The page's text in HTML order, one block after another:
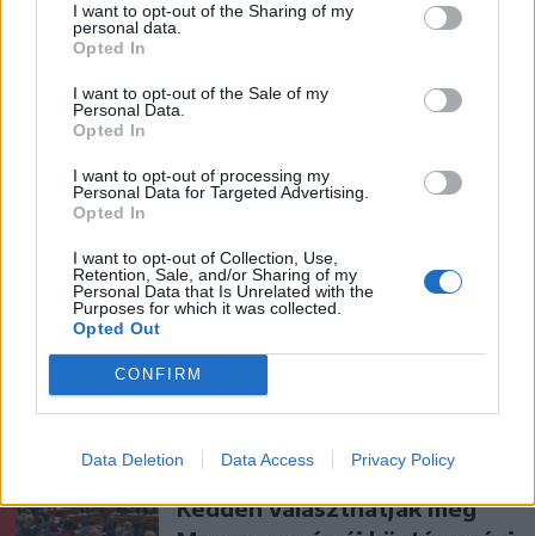
I want to opt-out of the Sharing of my
personal data.
Opted In
I want to opt-out of the Sale of my
Personal Data.
Opted In
I want to opt-out of processing my
Personal Data for Targeted Advertising.
Opted In
I want to opt-out of Collection, Use,
Retention, Sale, and/or Sharing of my
Personal Data that Is Unrelated with the
Purposes for which it was collected.
Opted Out
CONFIRM
Data Deletion Data Access Privacy Policy
szóljon hozzá!
Ezek is érdekelhetik
Székelyhon
Letartóztattak egy férfit, aki
hónapokon át létesített
szexuális kapcsolatot egy
kiskorú lánnyal
Székelyhon
Kedden választhatják meg